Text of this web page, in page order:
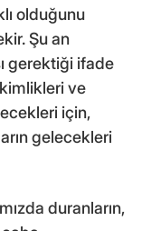
olduğunu
Şu an
gerektiği ifade
ve
için,
gelecekleri
duranların,